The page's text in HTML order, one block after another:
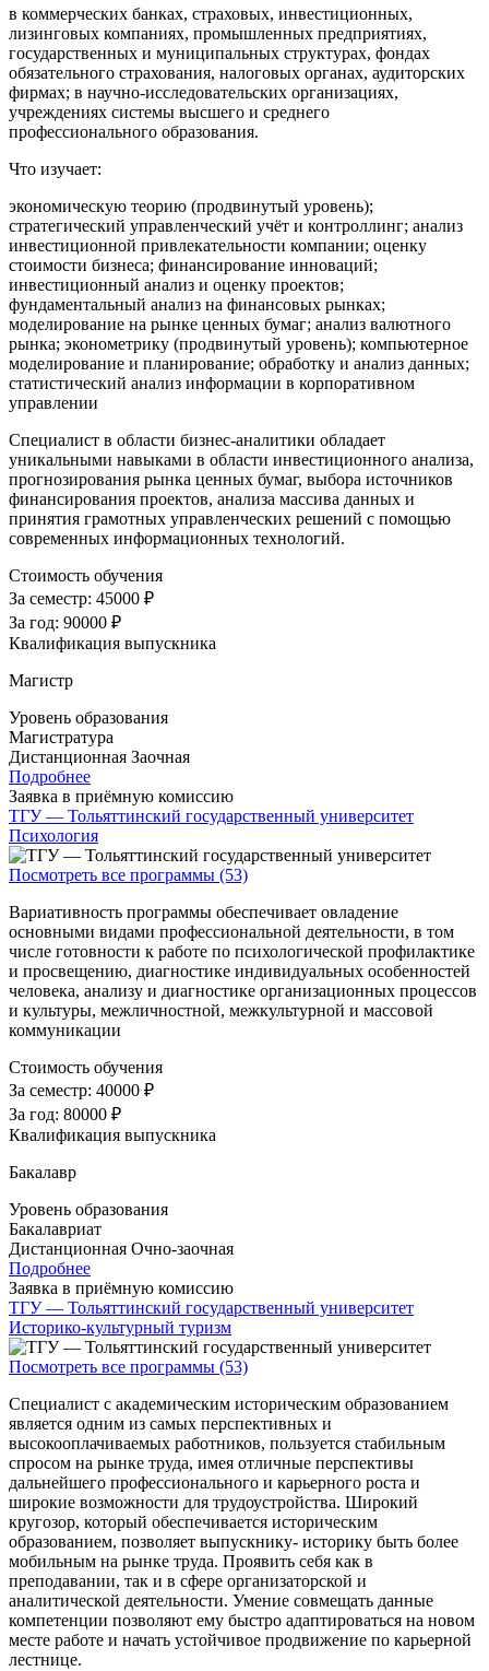
в коммерческих банках, страховых, инвестиционных,
лизинговых компаниях, промышленных предприятиях,
государственных и муниципальных структурах, фондах
обязательного страхования, налоговых органах, аудиторских
фирмах; в научно-исследовательских организациях,
учреждениях системы высшего и среднего
профессионального образования.
Что изучает:
экономическую теорию (продвинутый уровень);
стратегический управленческий учёт и контроллинг; анализ
инвестиционной привлекательности компании; оценку
стоимости бизнеса; финансирование инноваций;
инвестиционный анализ и оценку проектов;
фундаментальный анализ на финансовых рынках;
моделирование на рынке ценных бумаг; анализ валютного
рынка; эконометрику (продвинутый уровень); компьютерное
моделирование и планирование; обработку и анализ данных;
статистический анализ информации в корпоративном
управлении
Специалист в области бизнес-аналитики обладает
уникальными навыками в области инвестиционного анализа,
прогнозирования рынка ценных бумаг, выбора источников
финансирования проектов, анализа массива данных и
принятия грамотных управленческих решений с помощью
современных информационных технологий.
Стоимость обучения
За семестр: 45000 ₽
За год: 90000 ₽
Квалификация выпускника
Магистр
Уровень образования
Магистратура
Дистанционная Заочная
Подробнее
Заявка в приёмную комиссию
ТГУ — Тольяттинский государственный университет
Психология
Посмотреть все программы (53)
Вариативность программы обеспечивает овладение
основными видами профессиональной деятельности, в том
числе готовности к работе по психологической профилактике
и просвещению, диагностике индивидуальных особенностей
человека, анализу и диагностике организационных процессов
и культуры, межличностной, межкультурной и массовой
коммуникации
Стоимость обучения
За семестр: 40000 ₽
За год: 80000 ₽
Квалификация выпускника
Бакалавр
Уровень образования
Бакалавриат
Дистанционная Очно-заочная
Подробнее
Заявка в приёмную комиссию
ТГУ — Тольяттинский государственный университет
Историко-культурный туризм
Посмотреть все программы (53)
Специалист с академическим историческим образованием
является одним из самых перспективных и
высокооплачиваемых работников, пользуется стабильным
спросом на рынке труда, имея отличные перспективы
дальнейшего профессионального и карьерного роста и
широкие возможности для трудоустройства. Широкий
кругозор, который обеспечивается историческим
образованием, позволяет выпускнику- историку быть более
мобильным на рынке труда. Проявить себя как в
преподавании, так и в сфере организаторской и
аналитической деятельности. Умение совмещать данные
компетенции позволяют ему быстро адаптироваться на новом
месте работе и начать устойчивое продвижение по карьерной
лестнице.